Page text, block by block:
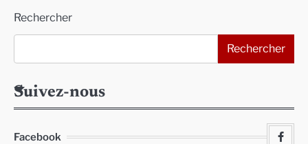
Rechercher
Rechercher
Suivez-nous
Facebook